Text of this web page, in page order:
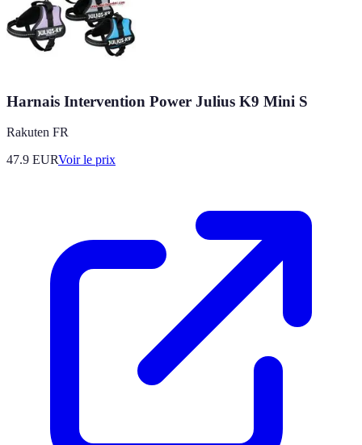
Harnais Intervention Power Julius K9 Mini S
Rakuten FR
47.9 EURVoir le prix